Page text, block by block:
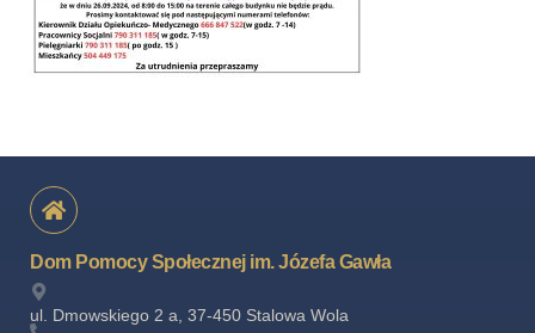
Dom Pomocy Społecznej im. Józefa Gawła
ul. Dmowskiego 2 a, 37-450 Stalowa Wola